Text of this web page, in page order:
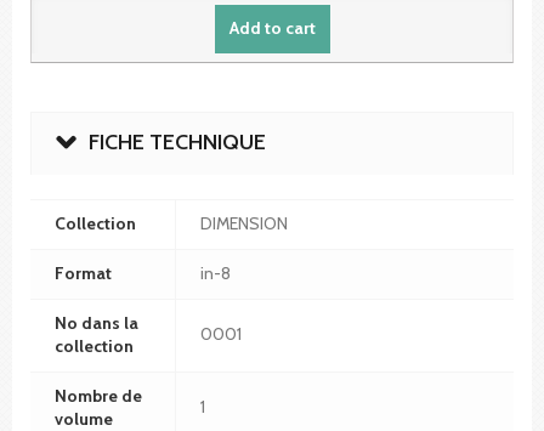
Add to cart
FICHE TECHNIQUE
Collection DIMENSION
Format in-8
No dans la
collection
0001
Nombre de
volume
1